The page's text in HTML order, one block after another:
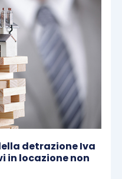
detrazione Iva
in locazione non